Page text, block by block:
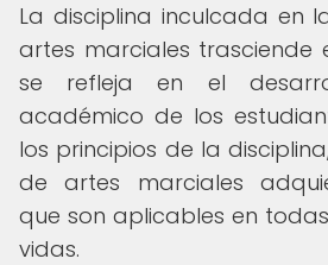
La disciplina inculcada en
artes marciales trasciende
se refleja en el
académico de los
los principios de la
de artes marciales
que son aplicables en
vidas.